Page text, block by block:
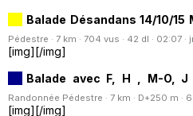
Balade Désandans 14/10/15
Pédestre · 7 km · 704 vus · 42 dl · 02:07 ·
[img][/img]
Balade avec F, H , M-O, J
Randonnée Pédestre · 7 km · D+250 m ·
[img][/img]